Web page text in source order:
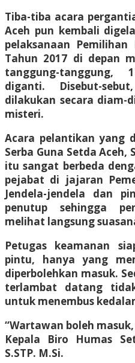
Tiba-tiba acara
Aceh pun kembali
pelaksanaan Pemilihan
Tahun 2017 di depan
tanggung-tanggung,
diganti. Disebut-
dilakukan secara diam-
misteri.
Acara pelantikan yang
Serba Guna Setda Aceh,
itu sangat berbeda
pejabat di jajaran
Jendela-jendela dan
penutup sehingga
melihat langsung
Petugas keamanan
pintu, hanya yang
diperbolehkan masuk.
terlambat datang
untuk menembus
“Wartawan boleh
Kepala Biro Humas
S.STP. M.Si.